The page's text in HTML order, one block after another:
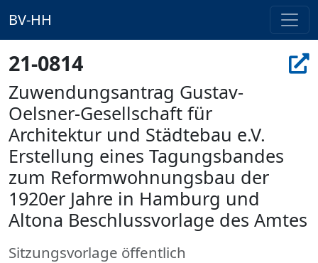
BV-HH
21-0814
Zuwendungsantrag Gustav-
Oelsner-Gesellschaft für
Architektur und Städtebau e.V. 
Erstellung eines Tagungsbandes
zum Reformwohnungsbau der
1920er Jahre in Hamburg und
Altona Beschlussvorlage des Amtes
Sitzungsvorlage öffentlich